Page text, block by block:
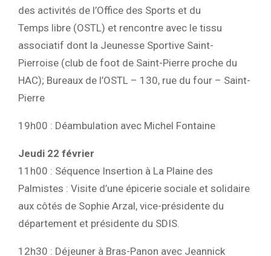
des activités de l’Office des Sports et du
Temps libre (OSTL) et rencontre avec le tissu
associatif dont la Jeunesse Sportive Saint-
Pierroise (club de foot de Saint-Pierre proche du
HAC); Bureaux de l’OSTL – 130, rue du four – Saint-
Pierre
19h00 : Déambulation avec Michel Fontaine
Jeudi 22 février
11h00 : Séquence Insertion à La Plaine des
Palmistes : Visite d’une épicerie sociale et solidaire
aux côtés de Sophie Arzal, vice-présidente du
département et présidente du SDIS.
12h30 : Déjeuner à Bras-Panon avec Jeannick